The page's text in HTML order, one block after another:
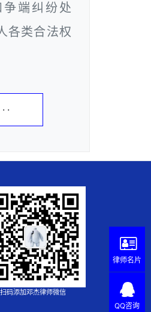
端纠纷处
各类合法权
·
扫码添加邓杰律师微信
律师名片
QQ咨询